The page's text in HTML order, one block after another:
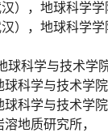
汉），地球科学
），地球科学
科学与技术学
球科学与技术学
球科学与技术学
岩溶地质研究所